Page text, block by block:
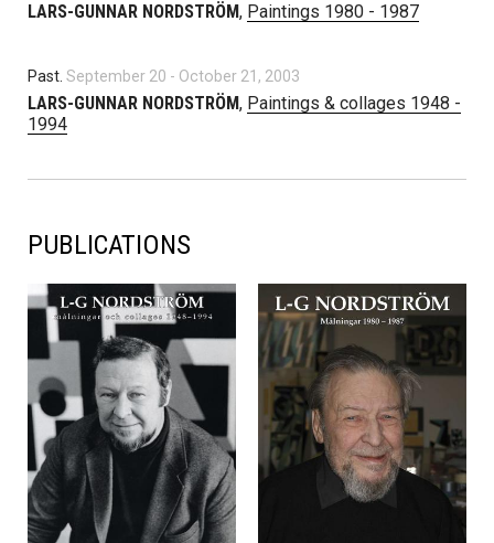
LARS-GUNNAR NORDSTRÖM, Paintings 1980 - 1987
Past. September 20 - October 21, 2003
LARS-GUNNAR NORDSTRÖM, Paintings & collages 1948 -
1994
PUBLICATIONS